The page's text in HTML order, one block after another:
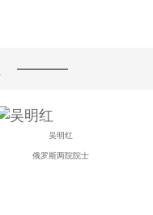
吴明红
俄罗斯两院院士